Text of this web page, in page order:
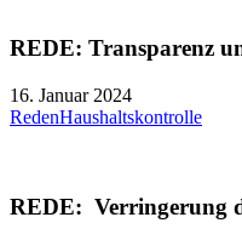
REDE: Transparenz
16. Januar 2024
RedenHaushaltskontrolle
REDE: Verringerung